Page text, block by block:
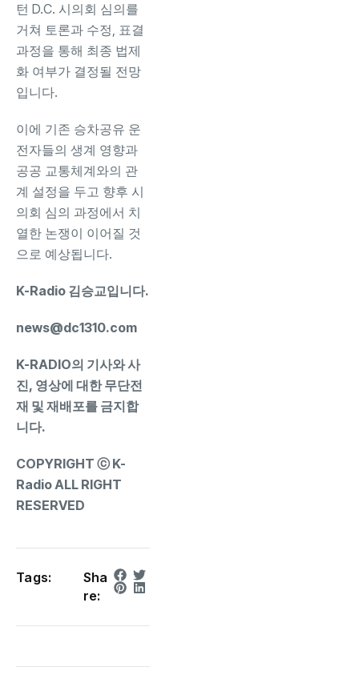
턴 D.C. 시의회 심의를
거쳐 토론과 수정, 표결
과정을 통해 최종 법제
화 여부가 결정될 전망
입니다.
이에 기존 승차공유 운
전자들의 생계 영향과
공공 교통체계와의 관
계 설정을 두고 향후 시
의회 심의 과정에서 치
열한 논쟁이 이어질 것
으로 예상됩니다.
K-Radio 김승교입니다.
news@dc1310.com
K-RADIO의 기사와 사
진, 영상에 대한 무단전
재 및 재배포를 금지합
니다.
COPYRIGHT ⓒ K-
Radio ALL RIGHT
RESERVED
Tags:
Sha
re: